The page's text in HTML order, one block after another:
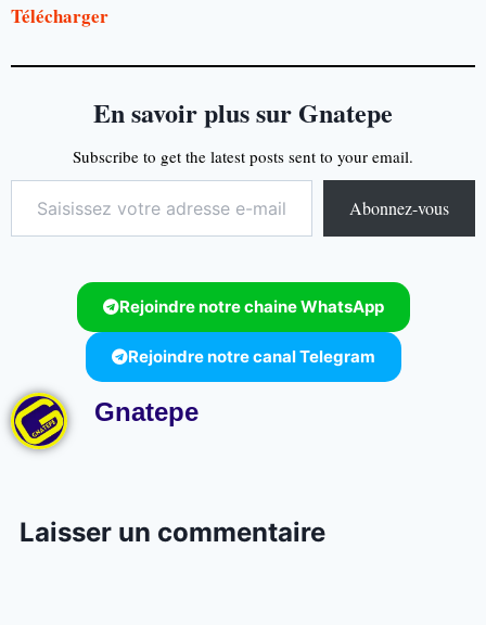
Télécharger
En savoir plus sur Gnatepe
Subscribe to get the latest posts sent to your email.
Abonnez-vous
Rejoindre notre chaine WhatsApp
Rejoindre notre canal Telegram
Gnatepe
Laisser un commentaire